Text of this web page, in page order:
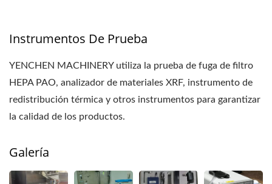
Instrumentos De Prueba
YENCHEN MACHINERY utiliza la prueba de fuga de filtro
HEPA PAO, analizador de materiales XRF, instrumento de
redistribución térmica y otros instrumentos para garantizar
la calidad de los productos.
Galería